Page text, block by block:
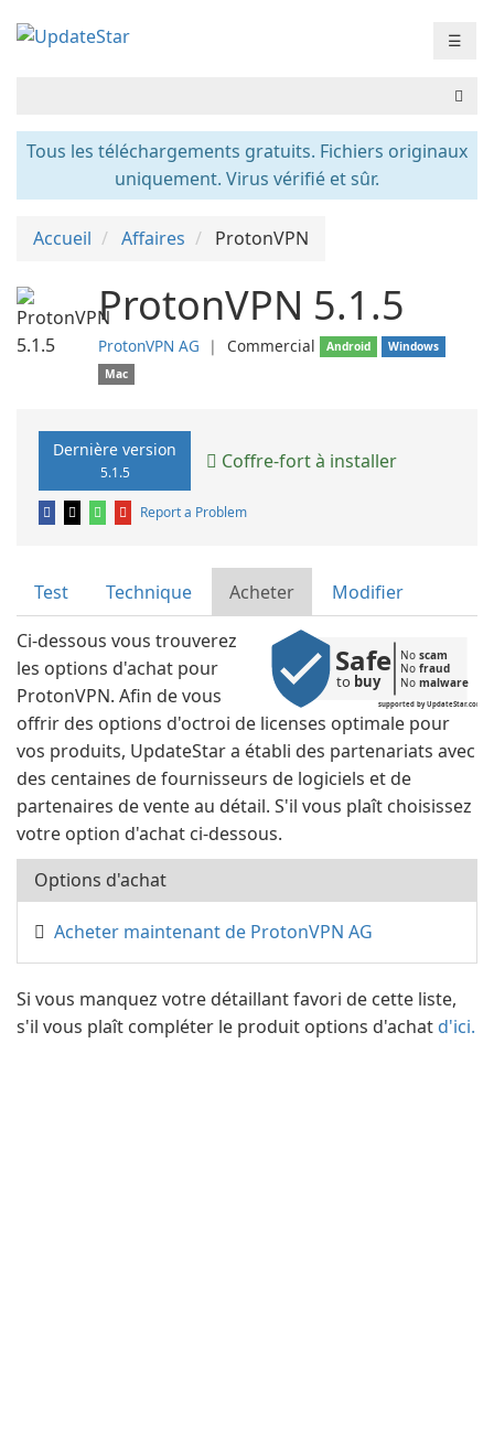
☰
Tous les téléchargements gratuits. Fichiers originaux
uniquement. Virus vérifié et sûr.
Accueil Affaires ProtonVPN
ProtonVPN 5.1.5
ProtonVPN AG ❘ Commercial Android
Windows
Mac
Dernière version
5.1.5 Coffre-fort à installer
Report a Problem
Test Technique Acheter Modifier
supported by UpdateStar.com
Safe
to buy
No scam
No fraud
No malware
Ci-dessous vous trouverez
les options d'achat pour
ProtonVPN. Afin de vous
offrir des options d'octroi de licenses optimale pour
vos produits, UpdateStar a établi des partenariats avec
des centaines de fournisseurs de logiciels et de
partenaires de vente au détail. S'il vous plaît choisissez
votre option d'achat ci-dessous.
Options d'achat
Acheter maintenant de ProtonVPN AG
Si vous manquez votre détaillant favori de cette liste,
s'il vous plaît compléter le produit options d'achat d'ici.